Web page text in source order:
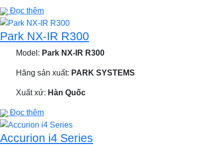
Đọc thêm
Park NX-IR R300
Model: Park NX-IR R300
Hãng sản xuất: PARK SYSTEMS
Xuất xứ: Hàn Quốc
Đọc thêm
Accurion i4 Series